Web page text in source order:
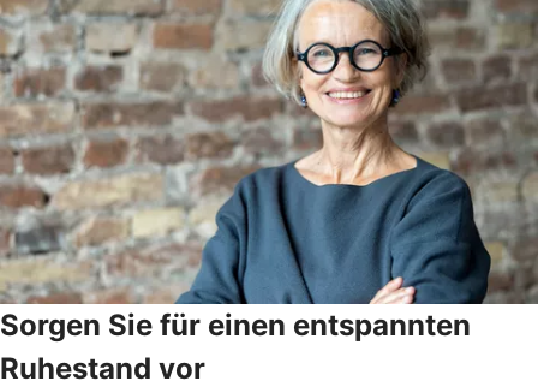
Sorgen Sie für einen entspannten
Ruhestand vor